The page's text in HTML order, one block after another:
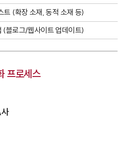
(확장 소재, 동적 소재 등)
(블로그/웹사이트 업데이트)
프로세스